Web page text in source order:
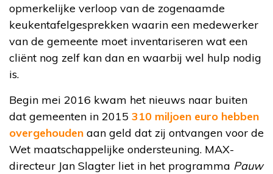
opmerkelijke verloop van de zogenaamde
keukentafelgesprekken waarin een medewerker
van de gemeente moet inventariseren wat een
cliënt nog zelf kan dan en waarbij wel hulp nodig
is.
Begin mei 2016 kwam het nieuws naar buiten
dat gemeenten in 2015 310 miljoen euro hebben
overgehouden aan geld dat zij ontvangen voor de
Wet maatschappelijke ondersteuning. MAX-
directeur Jan Slagter liet in het programma Pauw